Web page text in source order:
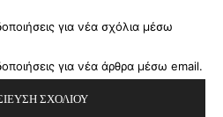
για νέα σχόλια μέσω
για νέα άρθρα μέσω email.